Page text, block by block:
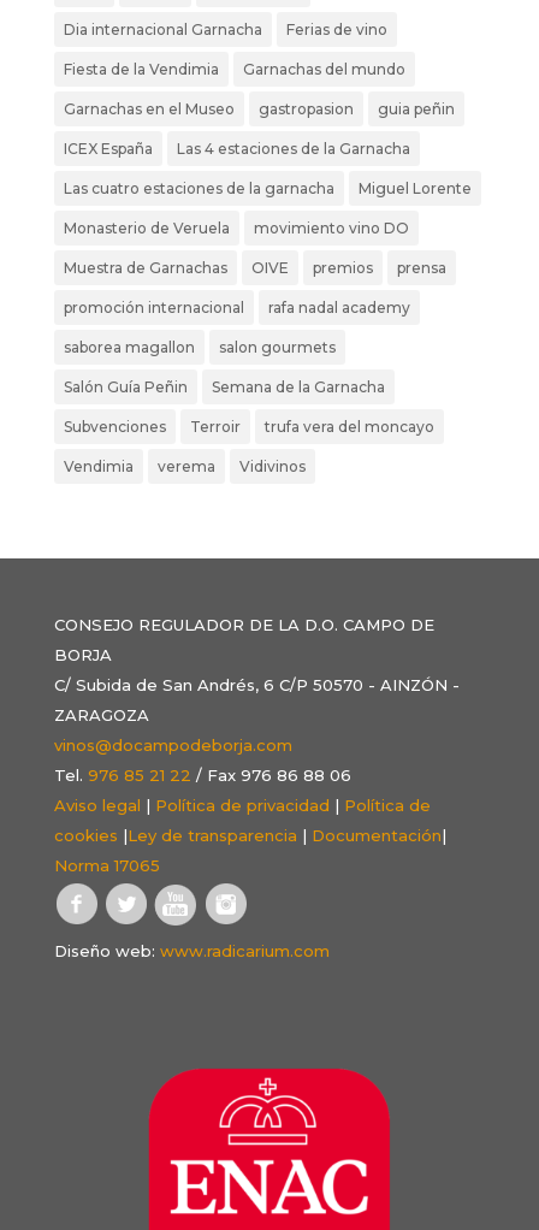
Dia internacional Garnacha Ferias de vino
Fiesta de la Vendimia Garnachas del mundo
Garnachas en el Museo gastropasion guia peñin
ICEX España Las 4 estaciones de la Garnacha
Las cuatro estaciones de la garnacha Miguel Lorente
Monasterio de Veruela movimiento vino DO
Muestra de Garnachas OIVE premios prensa
promoción internacional rafa nadal academy
saborea magallon salon gourmets
Salón Guía Peñin Semana de la Garnacha
Subvenciones Terroir trufa vera del moncayo
Vendimia verema Vidivinos
CONSEJO REGULADOR DE LA D.O. CAMPO DE
BORJA
C/ Subida de San Andrés, 6 C/P 50570 - AINZÓN -
ZARAGOZA
vinos@docampodeborja.com
Tel. 976 85 21 22 / Fax 976 86 88 06
Aviso legal | Política de privacidad | Política de
cookies |Ley de transparencia | Documentación|
Norma 17065
Diseño web: www.radicarium.com